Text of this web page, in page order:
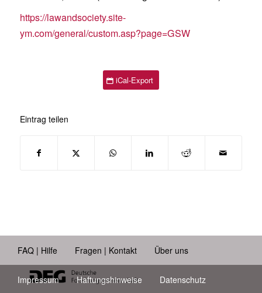
https://lawandsociety.site-
ym.com/general/custom.asp?page=GSW
iCal-Export
Eintrag teilen
FAQ | Hilfe Fragen | Kontakt Über uns
Impressum Haftungshinweise Datenschutz